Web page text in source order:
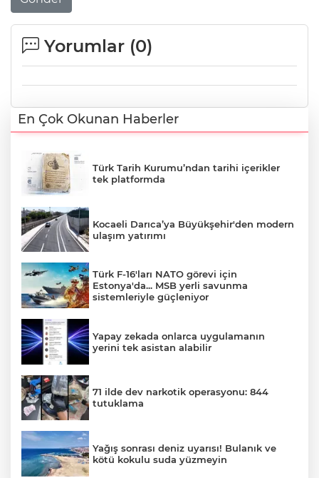
Yorumlar (0)
En Çok Okunan Haberler
Türk Tarih Kurumu’ndan tarihi içerikler
tek platformda
Kocaeli Darıca’ya Büyükşehir'den modern
ulaşım yatırımı
Türk F-16'ları NATO görevi için
Estonya'da... MSB yerli savunma
sistemleriyle güçleniyor
Yapay zekada onlarca uygulamanın
yerini tek asistan alabilir
71 ilde dev narkotik operasyonu: 844
tutuklama
Yağış sonrası deniz uyarısı! Bulanık ve
kötü kokulu suda yüzmeyin